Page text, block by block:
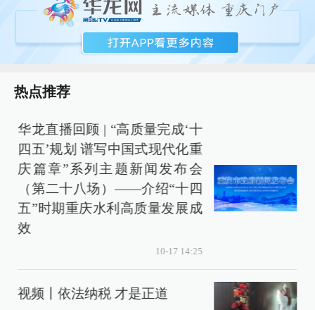
热点推荐
华龙直播回顾 | “高质量完成‘十
四五’规划 谱写中国式现代化重
庆篇章”系列主题新闻发布会
（第二十八场）——介绍“十四
五”时期重庆水利高质量发展成
效
10-17 14:25
视频丨依法纳税 才是正道